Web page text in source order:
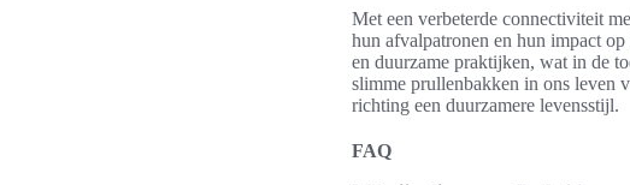
Met een verbeterde connectiviteit
hun afvalpatronen en hun impact
en duurzame praktijken, wat in de
slimme prullenbakken in ons leven
richting een duurzamere levensstijl.
FAQ